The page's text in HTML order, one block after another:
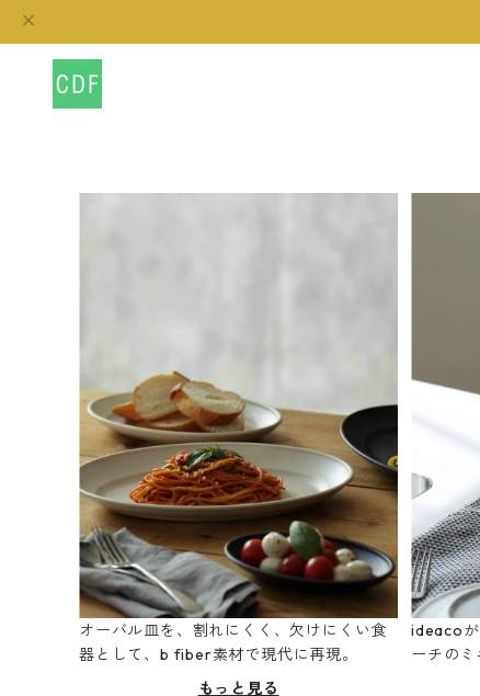
オーバル皿を、割れにくく、欠けにくい食
器として、b fiber素材で現代に再現。
もっと見る
ideacoが
ーチのミ